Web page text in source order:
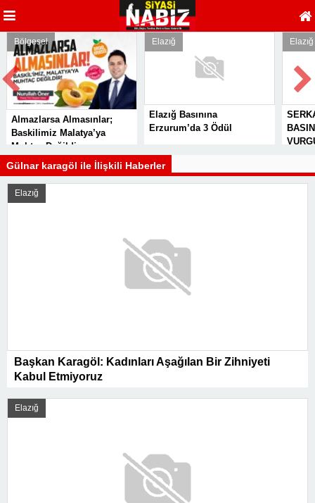
Bölgesel
Almazlarsa Almasınlar;
Baskilimiz Malatya’ya
Muhtaç Değildir
Elazığ
Elazığ Basınına
Erzurum’da 3 Ödül
Elazığ
BASIN
Gülnar karagöl ile İlişkili Haberler
Elazığ
Başkan Karagöl: Kadınları Aşağılan Bir Zihniyeti
Kabul Etmiyoruz
Elazığ